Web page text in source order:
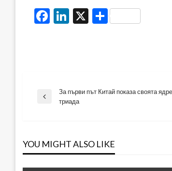
Facebook
LinkedIn
X Share
Навигация
Previous
За първи път Китай показа своята
триада
YOU MIGHT ALSO LIKE